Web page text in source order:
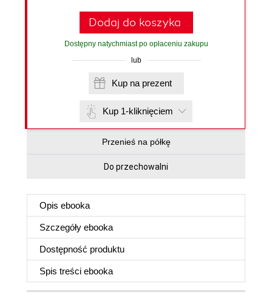
Dodaj do koszyka
Dostępny natychmiast po opłaceniu zakupu
lub
Kup na prezent
Kup 1-kliknięciem
Przenieś na półkę
Do przechowalni
Opis ebooka
Szczegóły ebooka
Dostępność produktu
Spis treści ebooka